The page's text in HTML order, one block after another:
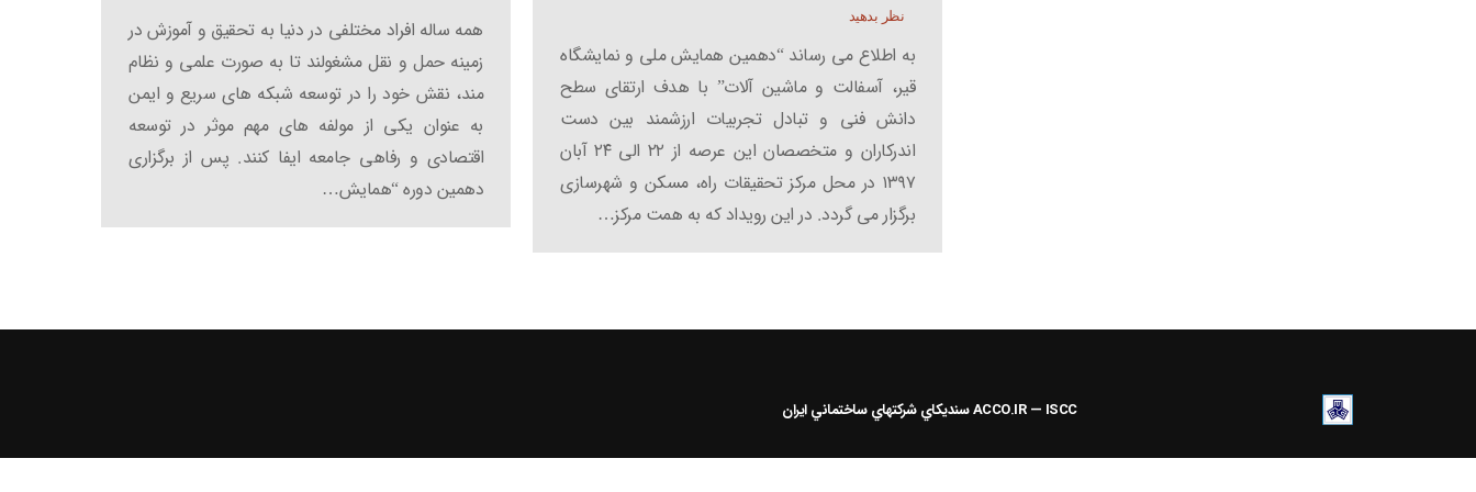
همه ساله افراد مختلفی در دنیا به تحقیق و آموزش در
زمینه حمل و نقل مشغولند تا به صورت علمی و نظام
مند، نقش خود را در توسعه شبکه های سریع و ایمن
به عنوان یکی از مولفه های مهم موثر در توسعه
اقتصادی و رفاهی جامعه ایفا کنند. پس از برگزاری
دهمین دوره “همایش…
نظر بدهید
به اطلاع می رساند “دهمین همایش ملی و نمایشگاه
قیر، آسفالت و ماشین آلات” با هدف ارتقای سطح
دانش فنی و تبادل تجربیات ارزشمند بین دست
اندرکاران و متخصصان این عرصه از ۲۲ الی ۲۴ آبان
۱۳۹۷ در محل مرکز تحقیقات راه، مسکن و شهرسازی
برگزار می گردد. در این رویداد که به همت مرکز…
ACCO.IR — ISCC سنديکاي شرکتهاي ساختماني ايران